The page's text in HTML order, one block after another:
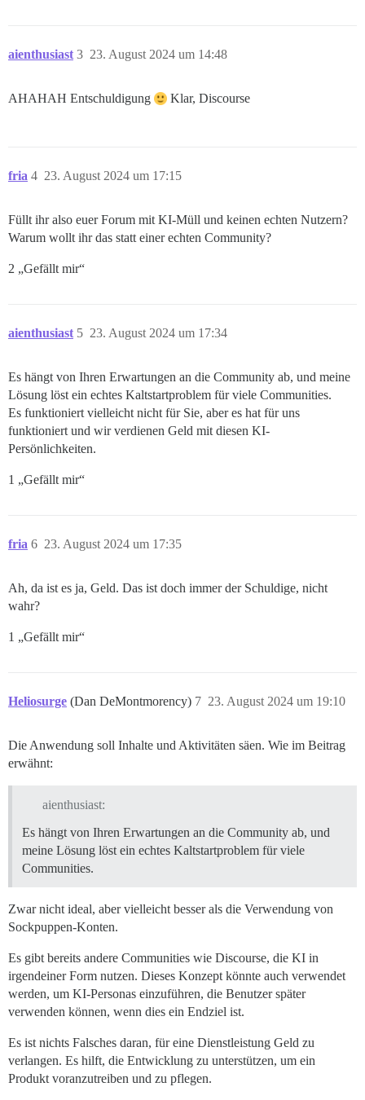
aienthusiast 23. August 2024 um 14:48
3
AHAHAH Entschuldigung Klar, Discourse
fria 23. August 2024 um 17:15
4
Füllt ihr also euer Forum mit KI-Müll und keinen echten Nutzern?
Warum wollt ihr das statt einer echten Community?
2 „Gefällt mir“
aienthusiast 23. August 2024 um 17:34
5
Es hängt von Ihren Erwartungen an die Community ab, und meine
Lösung löst ein echtes Kaltstartproblem für viele Communities.
Es funktioniert vielleicht nicht für Sie, aber es hat für uns
funktioniert und wir verdienen Geld mit diesen KI-
Persönlichkeiten.
1 „Gefällt mir“
fria 23. August 2024 um 17:35
6
Ah, da ist es ja, Geld. Das ist doch immer der Schuldige, nicht
wahr?
1 „Gefällt mir“
Heliosurge (Dan DeMontmorency) 23. August 2024 um 19:10
7
Die Anwendung soll Inhalte und Aktivitäten säen. Wie im Beitrag
erwähnt:
aienthusiast:
Es hängt von Ihren Erwartungen an die Community ab, und
meine Lösung löst ein echtes Kaltstartproblem für viele
Communities.
Zwar nicht ideal, aber vielleicht besser als die Verwendung von
Sockpuppen-Konten.
Es gibt bereits andere Communities wie Discourse, die KI in
irgendeiner Form nutzen. Dieses Konzept könnte auch verwendet
werden, um KI-Personas einzuführen, die Benutzer später
verwenden können, wenn dies ein Endziel ist.
Es ist nichts Falsches daran, für eine Dienstleistung Geld zu
verlangen. Es hilft, die Entwicklung zu unterstützen, um ein
Produkt voranzutreiben und zu pflegen.